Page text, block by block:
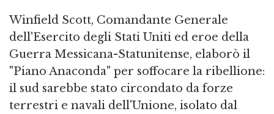
Winfield Scott, Comandante Generale
dell'Esercito degli Stati Uniti ed eroe della
Guerra Messicana-Statunitense, elaborò il
"Piano Anaconda" per soffocare la ribellione:
il sud sarebbe stato circondato da forze
terrestri e navali dell'Unione, isolato dal